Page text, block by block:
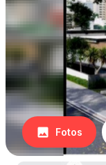
Fotos